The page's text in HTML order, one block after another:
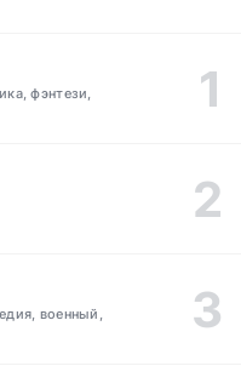
фэнтези,
военный,